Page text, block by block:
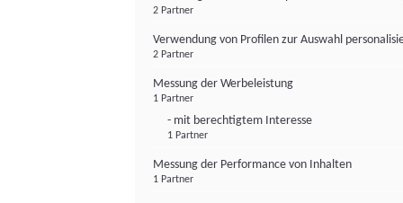
2 Partner
Verwendung von Profilen zur Auswahl
2 Partner
Messung der Werbeleistung
1 Partner
- mit berechtigtem Interesse
1 Partner
Messung der Performance von Inhalten
1 Partner